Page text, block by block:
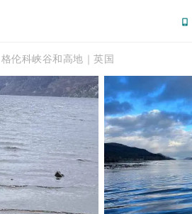
伦科峡谷和高地｜英国